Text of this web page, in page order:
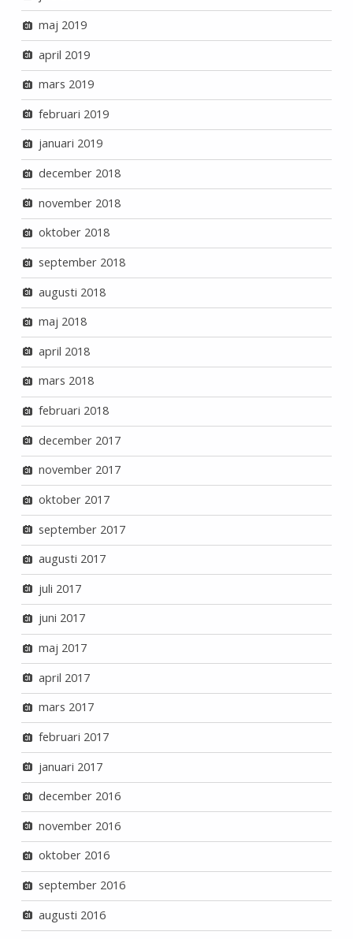
maj 2019
april 2019
mars 2019
februari 2019
januari 2019
december 2018
november 2018
oktober 2018
september 2018
augusti 2018
maj 2018
april 2018
mars 2018
februari 2018
december 2017
november 2017
oktober 2017
september 2017
augusti 2017
juli 2017
juni 2017
maj 2017
april 2017
mars 2017
februari 2017
januari 2017
december 2016
november 2016
oktober 2016
september 2016
augusti 2016